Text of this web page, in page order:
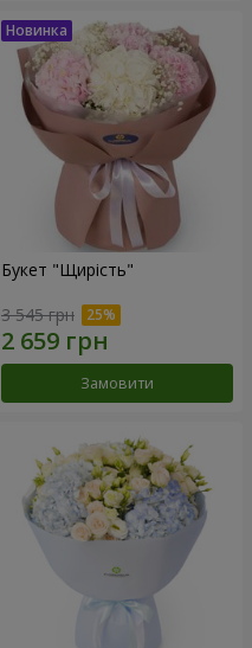
Букет "Щирість"
3 545 грн
Замовити